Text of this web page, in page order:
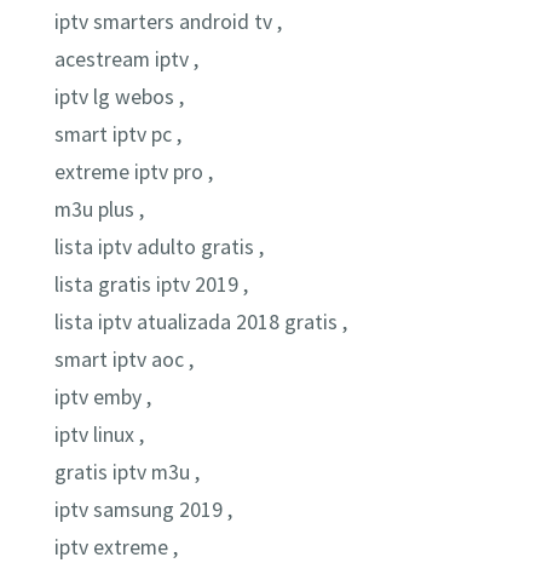
iptv smarters android tv ,
acestream iptv ,
iptv lg webos ,
smart iptv pc ,
extreme iptv pro ,
m3u plus ,
lista iptv adulto gratis ,
lista gratis iptv 2019 ,
lista iptv atualizada 2018 gratis ,
smart iptv aoc ,
iptv emby ,
iptv linux ,
gratis iptv m3u ,
iptv samsung 2019 ,
iptv extreme ,